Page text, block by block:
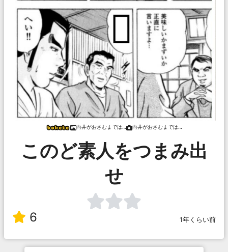
向井がおさむまでは… 向井がおさむまでは…
このど素人をつまみ出
せ
6 1年くらい前